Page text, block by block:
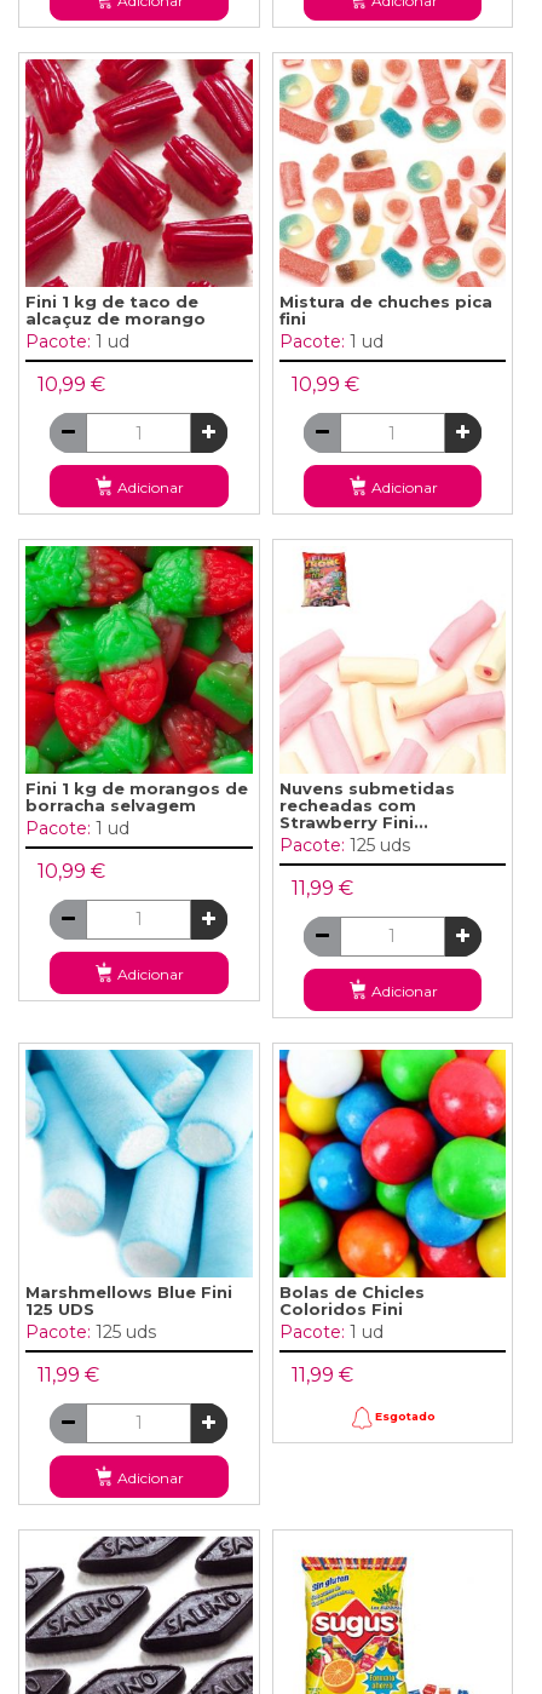
Fini 1 kg de taco de
alcaçuz de morango
Pacote: 1 ud
10,99 €
Adicionar
Mistura de chuches pica
fini
Pacote: 1 ud
10,99 €
Adicionar
Fini 1 kg de morangos de
borracha selvagem
Pacote: 1 ud
10,99 €
Adicionar
Nuvens submetidas
recheadas com
Strawberry Fini...
Pacote: 125 uds
11,99 €
Adicionar
Marshmellows Blue Fini
125 UDS
Pacote: 125 uds
11,99 €
Adicionar
Bolas de Chicles
Coloridos Fini
Pacote: 1 ud
11,99 €
Esgotado